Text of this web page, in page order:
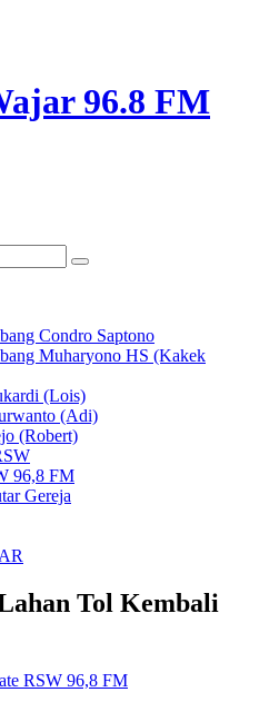
96.8 FM
Condro Saptono
Muharyono HS (Kakek
(Lois)
(Adi)
(Robert)
96,8 FM
Gereja
Tol Kembali
RSW 96,8 FM